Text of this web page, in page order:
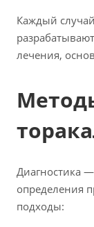
Каждый
лечения,
Диагностика
определения
подходы: